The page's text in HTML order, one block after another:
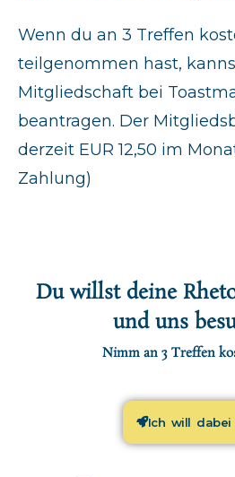
Wenn du an 3 Treffen
teilgenommen hast,
Mitgliedschaft bei
beantragen. Der
derzeit EUR 12,50 im
Zahlung)
Du willst deine
und uns
Nimm an 3 Treffen
Ich will dabei